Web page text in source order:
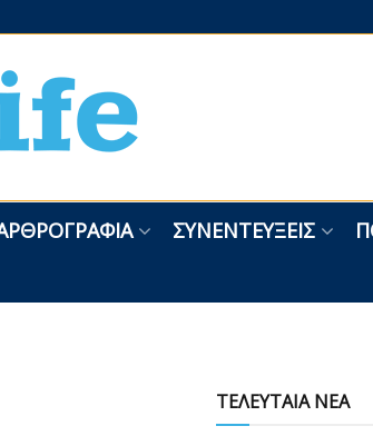
ΣΥΝΕΝΤΕΎΞΕΙΣ
ΤΕΛΕΥΤΑΙΑ ΝΕΑ